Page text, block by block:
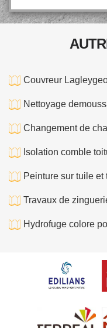
Couvreur
Nettoyage
Changement de
Isolation comble
Peinture sur tuile
Travaux de
Hydrofuge colore